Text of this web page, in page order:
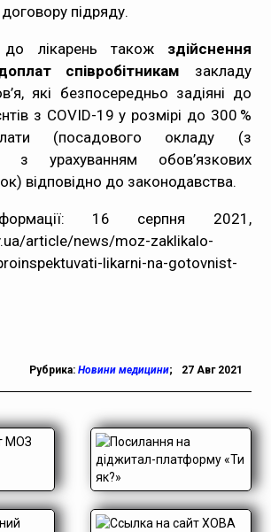
підряду.
лікарень також здійснення
співробітникам закладу
які безпосередньо задіяні до
з COVID-19 у розмірі до 300 %
(посадового окладу (з
з урахуванням обов’язкових
відповідно до законодавства.
16 серпня 2021,
article/news/moz-zaklikalo-
likarni-na-gotovnist-
Рубрика: Новини медицини; 27 Авг 2021